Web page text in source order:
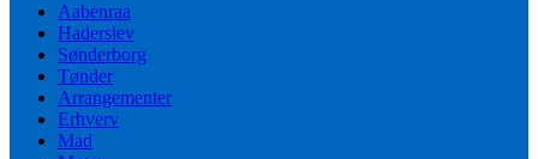
Aabenraa
Haderslev
Sønderborg
Tønder
Arrangementer
Erhverv
Mad